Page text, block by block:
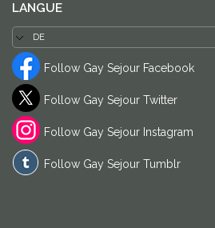
LANGUE
Follow Gay Sejour Facebook
Follow Gay Sejour Twitter
Follow Gay Sejour Instagram
Follow Gay Sejour Tumblr